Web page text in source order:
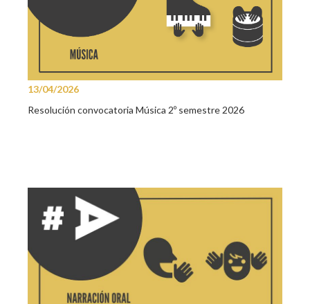
13/04/2026
Resolución convocatoria Música 2º semestre 2026